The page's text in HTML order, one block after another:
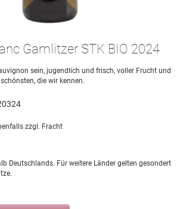
Gamlitzer STK BIO 2024
sein, jugendlich und frisch, voller Frucht und
die wir kennen.
zzgl. Fracht
Deutschlands. Für weitere Länder gelten gesondert